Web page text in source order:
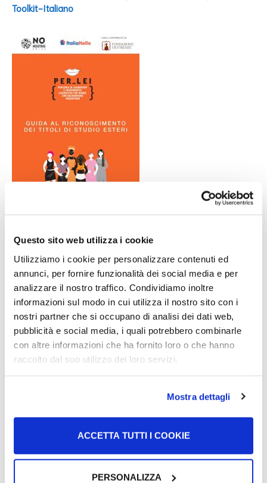
Questo sito web utilizza i cookie
Utilizziamo i cookie per personalizzare contenuti ed
annunci, per fornire funzionalità dei social media e per
analizzare il nostro traffico. Condividiamo inoltre
informazioni sul modo in cui utilizza il nostro sito con i
nostri partner che si occupano di analisi dei dati web,
pubblicità e social media, i quali potrebbero combinarle
con altre informazioni che ha fornito loro o che hanno
raccolto dal suo utilizzo dei loro servizi.
Mostra dettagli
ACCETTA TUTTI I COOKIE
PERSONALIZZA
Toolkit-Italiano
Documenti allegati
Guida gratuita e multilingue –
Riconoscimento titoli di studio
Guida gratuita e multilingue per il riconoscimento dei
Potrebbe interessarti